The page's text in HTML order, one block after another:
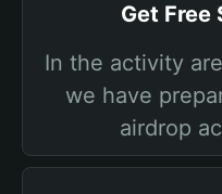
Get Free
In the activity
we have
airdrop